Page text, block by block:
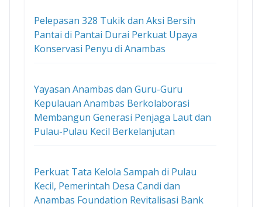
Pelepasan 328 Tukik dan Aksi Bersih
Pantai di Pantai Durai Perkuat Upaya
Konservasi Penyu di Anambas
Yayasan Anambas dan Guru-Guru
Kepulauan Anambas Berkolaborasi
Membangun Generasi Penjaga Laut dan
Pulau-Pulau Kecil Berkelanjutan
Perkuat Tata Kelola Sampah di Pulau
Kecil, Pemerintah Desa Candi dan
Anambas Foundation Revitalisasi Bank